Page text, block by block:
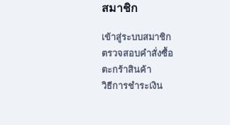
สมาชิก
เข้าสู่ระบบสมาชิก
ตรวจสอบคำสั่งซื้อ
ตะกร้าสินค้า
วิธีการชำระเงิน